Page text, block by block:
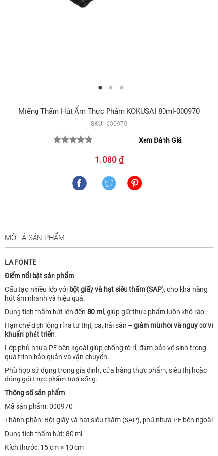
Miếng Thấm Hút Ẩm Thực Phẩm KOKUSAI 80ml-000970
SKU: 000970
Xem Đánh Giá
1.080 ₫
MÔ TẢ SẢN PHẨM
LA FONTE
Điểm nổi bật sản phẩm
Cấu tạo nhiều lớp với bột giấy và hạt siêu thấm (SAP), cho khả năng
hút ẩm nhanh và hiệu quả.
Dung tích thấm hút lên đến 80 ml , giúp giữ thực phẩm luôn khô ráo.
Hạn chế dịch lỏng rỉ ra từ thịt, cá, hải sản – giảm mùi hôi và nguy cơ vi
khuẩn phát triển.
Lớp phủ nhựa PE bên ngoài giúp chống rò rỉ, đảm bảo vệ sinh trong
quá trình bảo quản và vận chuyển.
Phù hợp sử dụng trong gia đình, cửa hàng thực phẩm, siêu thị hoặc
đóng gói thực phẩm tươi sống.
Thông số sản phẩm
Mã sản phẩm: 000970
Thành phần: Bột giấy và hạt siêu thấm (SAP), phủ nhựa PE bên ngoài
Dung tích thấm hút: 80 ml
Kích thước: 15 cm × 10 cm